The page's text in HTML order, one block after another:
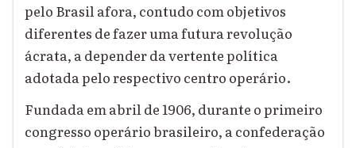
pelo Brasil afora, contudo com objetivos
diferentes de fazer uma futura revolução
ácrata, a depender da vertente política
adotada pelo respectivo centro operário.
Fundada em abril de 1906, durante o primeiro
congresso operário brasileiro, a confederação